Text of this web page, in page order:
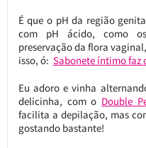
É que o pH da região
com pH ácido, como
preservação da flora
isso, ó: Sabonete íntimo faz
Eu adoro e vinha
delicinha, com o Double
facilita a depilação, mas
gostando bastante!